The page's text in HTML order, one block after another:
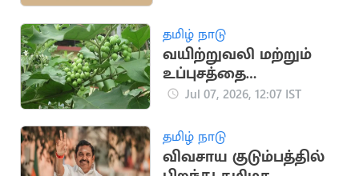
தமிழ் நாடு
வயிற்றுவலி மற்றும்
உப்புசத்தை
குணமாக்கும்
Jul 07, 2026, 12:07 IST
தமிழ் நாடு
விவசாய குடும்பத்தில்